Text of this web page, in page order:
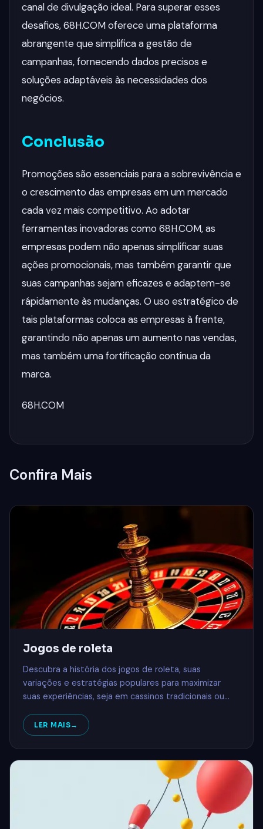
canal de divulgação ideal. Para superar esses
desafios, 68H.COM oferece uma plataforma
abrangente que simplifica a gestão de
campanhas, fornecendo dados precisos e
soluções adaptáveis às necessidades dos
negócios.
Conclusão
Promoções são essenciais para a sobrevivência e
o crescimento das empresas em um mercado
cada vez mais competitivo. Ao adotar
ferramentas inovadoras como 68H.COM, as
empresas podem não apenas simplificar suas
ações promocionais, mas também garantir que
suas campanhas sejam eficazes e adaptem-se
rápidamente às mudanças. O uso estratégico de
tais plataformas coloca as empresas à frente,
garantindo não apenas um aumento nas vendas,
mas também uma fortificação contínua da
marca.
68H.COM
Confira Mais
Jogos de roleta
Descubra a história dos jogos de roleta, suas
variações e estratégias populares para maximizar
suas experiências, seja em cassinos tradicionais ou
LER MAIS